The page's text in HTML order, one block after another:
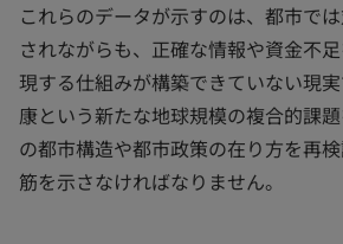
これらのデータが示すのは、都市で
されながらも、正確な情報や資金不
現する仕組みが構築できていない現
康という新たな地球規模の複合的課
の都市構造や都市政策の在り方を再
筋を示さなければなりません。